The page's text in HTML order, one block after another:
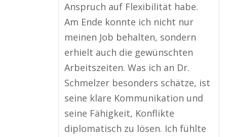
Anspruch auf Flexibilität habe.
Am Ende konnte ich nicht nur
meinen Job behalten, sondern
erhielt auch die gewünschten
Arbeitszeiten. Was ich an Dr.
Schmelzer besonders schätze, ist
seine klare Kommunikation und
seine Fähigkeit, Konflikte
diplomatisch zu lösen. Ich fühlte